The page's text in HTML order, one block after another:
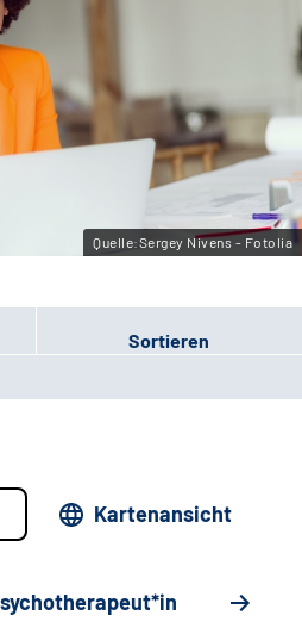
Quelle:Sergey Nivens - Fotolia
Sortieren
Kartenansicht